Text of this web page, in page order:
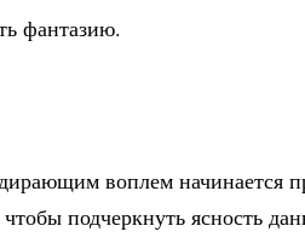
фантазию.
воплем
подчеркнуть ясность